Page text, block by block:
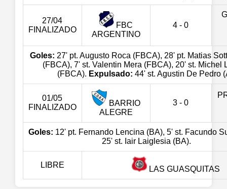
27/04
FINALIZADO
FBC
ARGENTINO
4 - 0
Goles: 27' pt. Augusto Roca (FBCA), 28' pt. Matias
(FBCA), 7' st. Valentin Mera (FBCA), 20' st. Michel
(FBCA). Expulsado: 44' st. Agustin De Pedro
01/05
FINALIZADO
BARRIO
ALEGRE
3 - 0
Goles: 12' pt. Fernando Lencina (BA), 5' st. Facundo
25' st. Iair Laiglesia (BA).
LIBRE LAS GUASQUITAS